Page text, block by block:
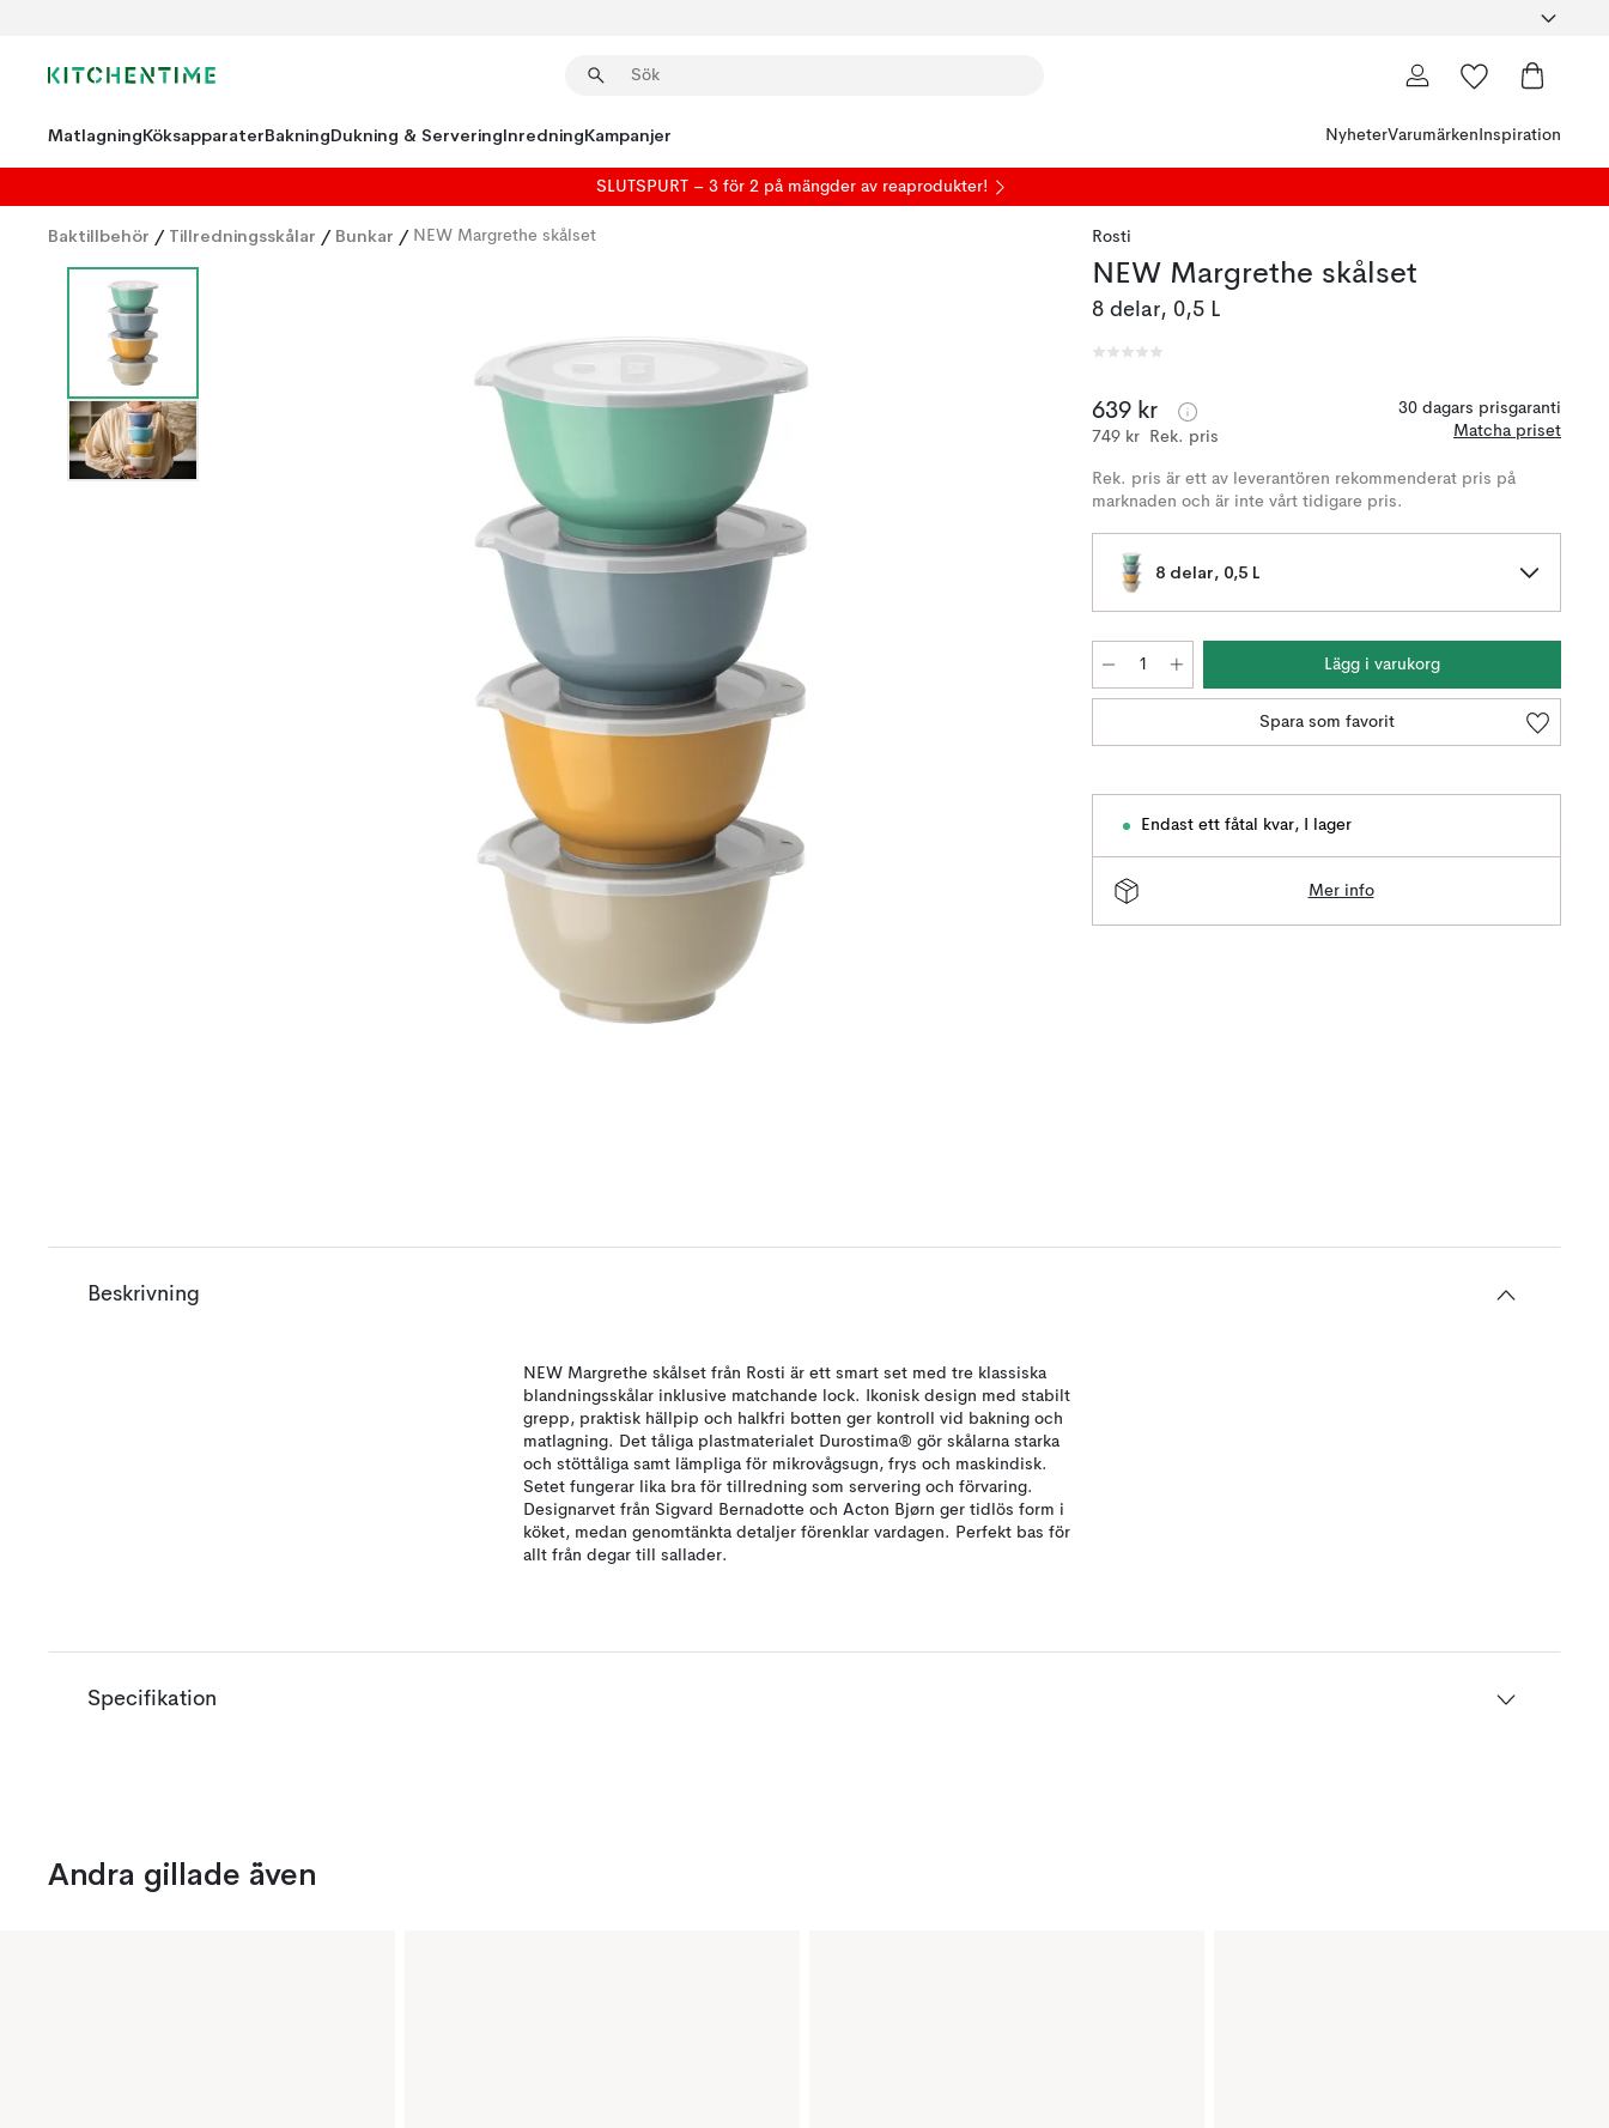
MatlagningKöksapparaterBakningDukning & ServeringInredningKampanjer NyheterVarumärken Inspiration
SLUTSPURT – 3 för 2 på mängder av reaprodukter!
Baktillbehör / Tillredningsskålar / Bunkar / NEW Margrethe skålset Rosti
NEW Margrethe skålset
8 delar, 0,5 L
639 kr
749 kr Rek. pris
30 dagars prisgaranti
Matcha priset
Rek. pris är ett av leverantören rekommenderat pris på
marknaden och är inte vårt tidigare pris.
8 delar, 0,5 L
Lägg i varukorg
Spara som favorit
Endast ett fåtal kvar, I lager
Mer info
Beskrivning
NEW Margrethe skålset från Rosti är ett smart set med tre klassiska
blandningsskålar inklusive matchande lock. Ikonisk design med stabilt
grepp, praktisk hällpip och halkfri botten ger kontroll vid bakning och
matlagning. Det tåliga plastmaterialet Durostima® gör skålarna starka
och stöttåliga samt lämpliga för mikrovågsugn, frys och maskindisk.
Setet fungerar lika bra för tillredning som servering och förvaring.
Designarvet från Sigvard Bernadotte och Acton Bjørn ger tidlös form i
köket, medan genomtänkta detaljer förenklar vardagen. Perfekt bas för
allt från degar till sallader.
Specifikation
Andra gillade även